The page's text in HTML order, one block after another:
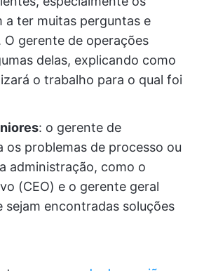
a ter muitas perguntas e
O gerente de operações
delas, explicando como
o trabalho para o qual foi
: o gerente de
os problemas de processo ou
administração, como o
(CEO) e o gerente geral
sejam encontradas soluções